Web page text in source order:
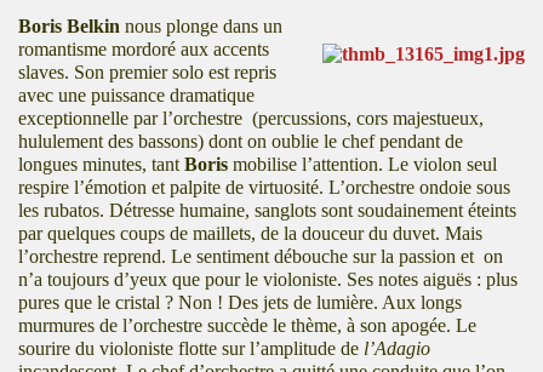
Boris Belkin nous plonge dans un
romantisme mordoré aux accents
slaves. Son premier solo est repris
avec une puissance dramatique
exceptionnelle par l’orchestre (percussions, cors majestueux,
hululement des bassons) dont on oublie le chef pendant de
longues minutes, tant Boris mobilise l’attention. Le violon seul
respire l’émotion et palpite de virtuosité. L’orchestre ondoie sous
les rubatos. Détresse humaine, sanglots sont soudainement éteints
par quelques coups de maillets, de la douceur du duvet. Mais
l’orchestre reprend. Le sentiment débouche sur la passion et on
n’a toujours d’yeux que pour le violoniste. Ses notes aiguës : plus
pures que le cristal ? Non ! Des jets de lumière. Aux longs
murmures de l’orchestre succède le thème, à son apogée. Le
sourire du violoniste flotte sur l’amplitude de l’Adagio